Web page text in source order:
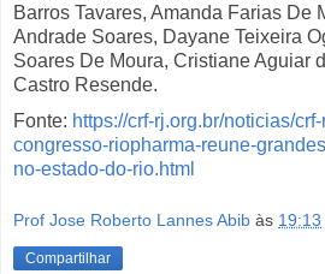
Barros Tavares, Amanda Farias De
Andrade Soares, Dayane Teixeira
Soares De Moura, Cristiane Aguiar
Castro Resende.
Fonte: https://crf-rj.org.br/noticias/
congresso-riopharma-reune-
no-estado-do-rio.html
Prof Jose Roberto Lannes Abib às 19:13
Compartilhar